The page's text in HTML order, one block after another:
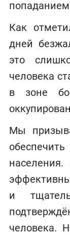
Как
дней
это
человека
в зоне
Мы
и
человека.